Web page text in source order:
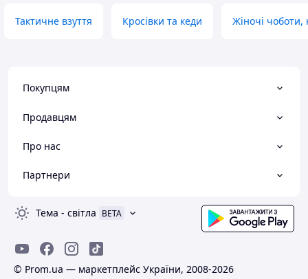
Тактичне взуття Кросівки та кеди Жіночі чоботи,
Покупцям
Продавцям
Про нас
Партнери
Тема - світла BETA
© Prom.ua — маркетплейс України, 2008-2026